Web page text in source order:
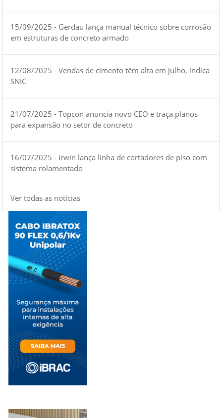
15/09/2025 - Gerdau lança manual técnico sobre corrosão
em estruturas de concreto armado
12/08/2025 - Vendas de cimento têm alta em julho, indica
SNIC
21/07/2025 - Topcon anuncia novo CEO e traça planos
para expansão no setor de concreto
16/07/2025 - Irwin lança linha de cortadores de piso com
sistema rolamentado
Ver todas as notícias